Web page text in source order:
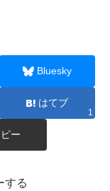
Bluesky
はてブ
1
ー
する